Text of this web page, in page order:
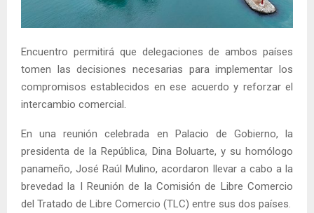
Encuentro permitirá que delegaciones de ambos países
tomen las decisiones necesarias para implementar los
compromisos establecidos en ese acuerdo y reforzar el
intercambio comercial.
En una reunión celebrada en Palacio de Gobierno, la
presidenta de la República, Dina Boluarte, y su homólogo
panameño, José Raúl Mulino, acordaron llevar a cabo a la
brevedad la I Reunión de la Comisión de Libre Comercio
del Tratado de Libre Comercio (TLC) entre sus dos países.